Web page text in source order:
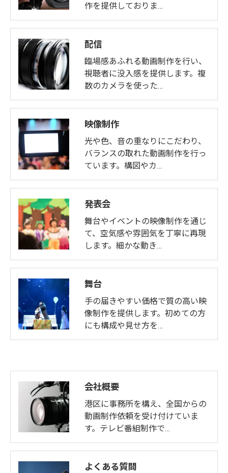
作を提供しておりま…
配信
臨場感あふれる動画制作を行い、
視聴者に没入感を提供します。複
数のカメラを使った…
映像制作
光や色、音の重なりにこだわり、
バランスの取れた動画制作を行っ
ています。構図やカ…
発表会
舞台やイベントの映像制作を通じ
て、空気感や雰囲気を丁寧に再現
します。細かな動き…
舞台
手の届きやすい価格で質の高い映
像制作を提供します。初めての方
にも構成や見せ方を…
会社概要
港区に事務所を構え、全国からの
動画制作依頼を受け付けていま
す。テレビ番組制作で…
よくある質問